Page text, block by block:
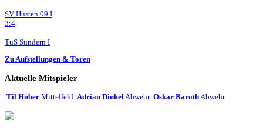
SV Hüsten 09 I
3:4
TuS Sundern I
Zu Aufstellungen & Toren
Aktuelle Mitspieler
Til Huber Mittelfeld Adrian Dinkel Abwehr Oskar Baroth Abwehr